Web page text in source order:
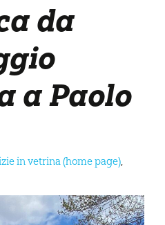
da
a Paolo
in vetrina (home page),